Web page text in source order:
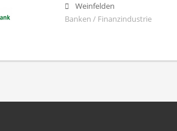
Weinfelden
Banken / Finanzindustrie